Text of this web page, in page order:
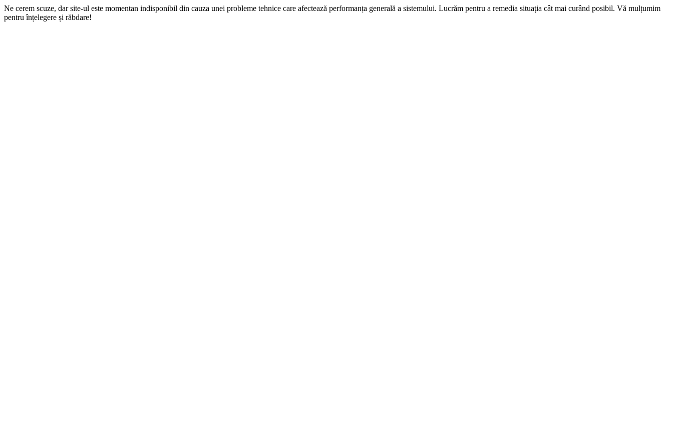
Ne cerem scuze, dar site-ul este momentan indisponibil din cauza unei probleme tehnice care afectează performanța generală a sistemului. Lucrăm pentru a remedia situația cât mai curând posibil. Vă mulțumim
pentru înțelegere și răbdare!